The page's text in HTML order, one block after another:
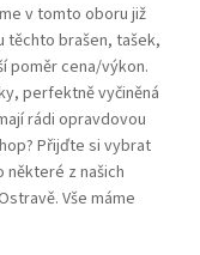
v tomto oboru již
těchto brašen, tašek,
poměr cena/výkon.
perfektně vyčiněná
rádi opravdovou
Přijďte si vybrat
z našich
Vše máme